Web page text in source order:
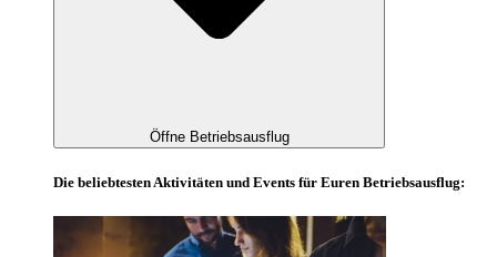
Öffne Betriebsausflug
Die beliebtesten Aktivitäten und Events für Euren Betriebsausflug: